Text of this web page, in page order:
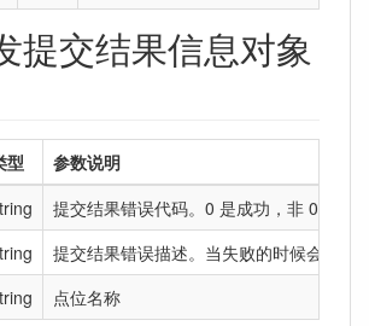
提交结果信息对象
型
参数说明
提交结果错误代码。0 是成功，非 0 是失
提交结果错误描述。当失败的时候会给出
点位名称